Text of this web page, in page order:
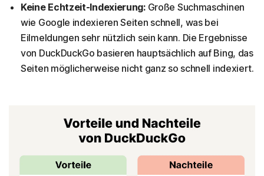
Keine Echtzeit-Indexierung:Große Suchmaschinen
wie Google indexieren Seiten schnell, was bei
Eilmeldungen sehr nützlich sein kann. Die Ergebnisse
von DuckDuckGo basieren hauptsächlich auf Bing, das
Seiten möglicherweise nicht ganz so schnell indexiert.